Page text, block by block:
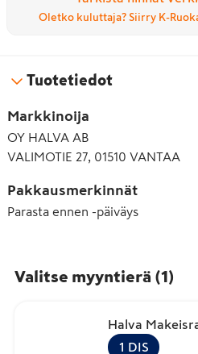
Oletko kuluttaja? Siirry K-
Tuotetiedot
Markkinoija
OY HALVA AB
VALIMOTIE 27, 01510 VANTAA
Pakkausmerkinnät
Parasta ennen -päiväys
Valitse myyntierä (1)
Halva
1 DIS